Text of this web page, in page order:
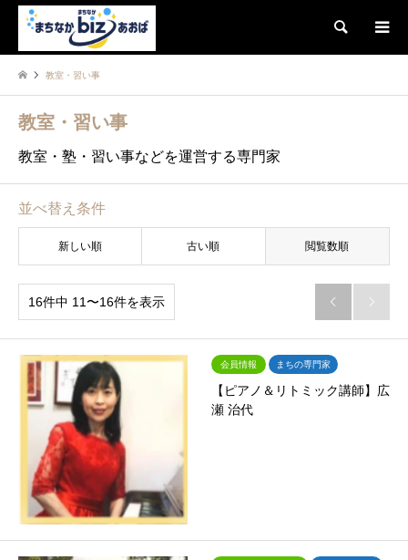
検索
教室・習い事
教室・習い事
教室・塾・習い事などを運営する専門家
並べ替え条件
新しい順 古い順 閲覧数順
16件中 11〜16件を表示  
会員情報 まちの専門家
【ピアノ＆リトミック講師】広
瀬 治代